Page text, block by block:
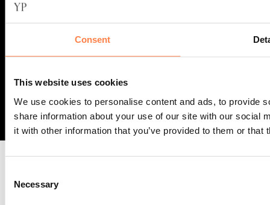
Consent
This website uses cookies
We use cookies to personalise content and ads, to provide
share information about your use of our site with our social
it with other information that you’ve provided to them or
Selection
Necessary
3572 GV Utrecht
(Alleen open op afspraak)
info@yoga-pilatesshop.nl